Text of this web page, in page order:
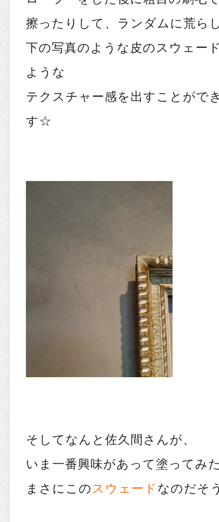
擦ったりして、ランダムに荒ら
下の写真のような皮のスウェー
ような
テクスチャー感を出すことがで
す☆
そしてなんと佐久間さんが、
いま一番興味があって塗ってみ
まさにこのスウェードなのだそ